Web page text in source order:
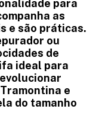
para
as
e são práticas.
ou
de
ideal para
e
do tamanho